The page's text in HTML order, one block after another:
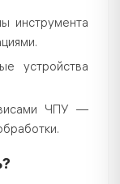
инструмента
устройства
ЧПУ —